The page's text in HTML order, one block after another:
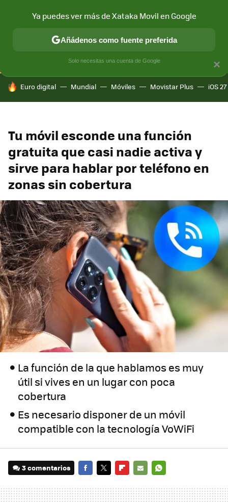
CONECTIVIDAD MÓVIL Y SOCIEDAD APLICACIONES
HOY SE HABLA DE
Euro digital Mundial Móviles Movistar Plus iOS 27
Tu móvil esconde una función
gratuita que casi nadie activa y
sirve para hablar por teléfono en
zonas sin cobertura
La función de la que hablamos es muy
útil si vives en un lugar con poca
cobertura
Es necesario disponer de un móvil
compatible con la tecnología VoWiFi
3 comentarios
MAIL
×
Ya puedes ver más de Xataka Movil en Google
Añádenos como fuente preferida
Solo necesitas una cuenta de Google